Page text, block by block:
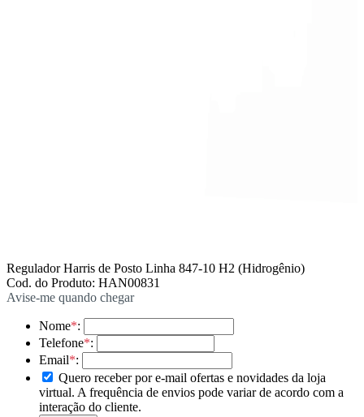
Regulador Harris de Posto Linha 847-10 H2 (Hidrogênio)
Cod. do Produto: HAN00831
Avise-me quando chegar
Nome*:
Telefone*:
Email*:
Quero receber por e-mail ofertas e novidades da loja
virtual. A frequência de envios pode variar de acordo com a
interação do cliente.